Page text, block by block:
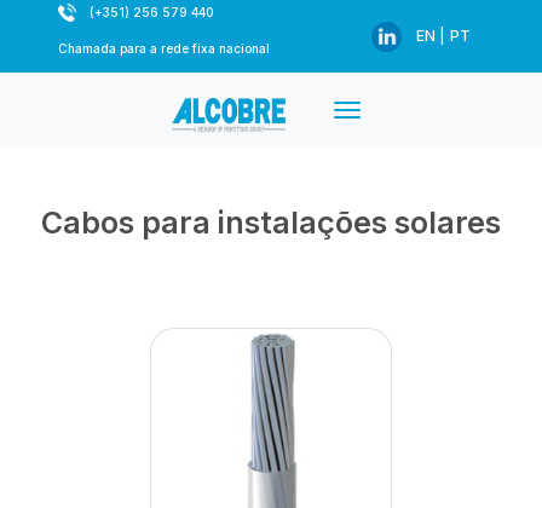
(+351) 256 579 440
Chamada para a rede fixa nacional
EN | PT
Cabos para instalações solares